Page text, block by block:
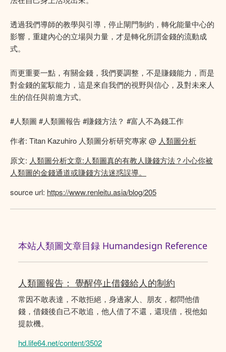
透過我們導師的教學與引導，停止閘門制約，轉化能量中心的
影響，重建內心的立場與力量，才是轉化所謂金錢的流動成
式。
而更重要一點，有關金錢，我們要調整，不是賺錢能力，而是
對金錢的駕馭能力，這是來自我們的視野與信心，及對未來人
生的信任與前進方式。
#人類圖 #人類圖報告 #賺錢方法？ #富人不為錢工作
作者: Titan Kazuhiro 人類圖分析研究專家 @ 人類圖分析
原文: 人類圖分析文章:人類圖真的有教人賺錢方法？小心你被
人類圖的金錢通道或賺錢方法迷惑誤導。
source url: https://www.renleitu.asia/blog/205
本站人類圖文章目録 Humandesign Reference
人類圖報告： 覺醒停止借錢給人的制約
常因不敢表達，不敢拒絕，身邊家人、朋友，都問他借
錢，借錢後自己不敢追，他人借了不還，還現借，視他如
提款機。
hd.life64.net/content/3502